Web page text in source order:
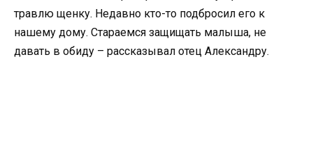
травлю щенку. Недавно кто-то подбросил его к
нашему дому. Стараемся защищать малыша, не
давать в обиду – рассказывал отец Александру.